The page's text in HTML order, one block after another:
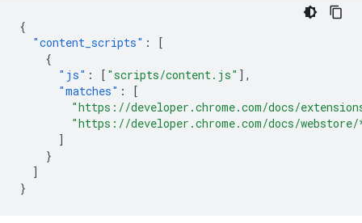
{
"content_scripts" :
[
{
"js" : [ "scripts/content.js" ],
"matches" :
[
"https://developer.chrome.com/docs/
"https://developer.chrome.com/docs/
]
}
]
}